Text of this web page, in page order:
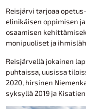
Reisjärvi tarjoaa
elinikäisen oppimisen
osaamisen
monipuoliset ja
Reisjärvellä jokainen
puhtaissa, uusissa
2020, hirsinen
syksyllä 2019 ja